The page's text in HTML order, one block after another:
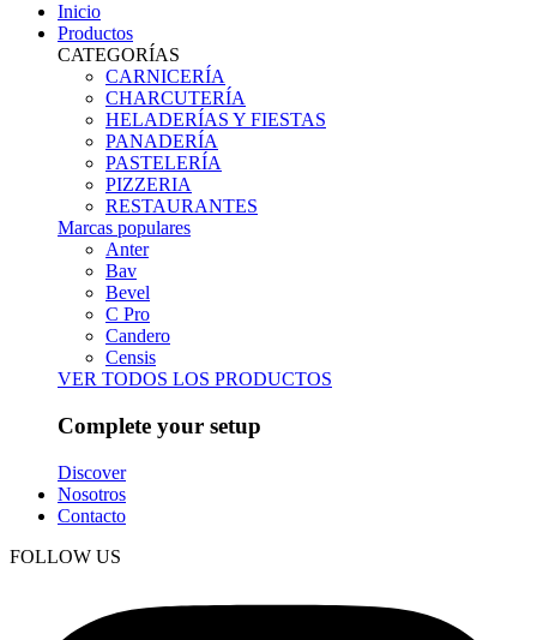
Inicio
Productos
CATEGORÍAS
CARNICERÍA
CHARCUTERÍA
HELADERÍAS Y FIESTAS
PANADERÍA
PASTELERÍA
PIZZERIA
RESTAURANTES
Marcas populares
Anter
Bav
Bevel
C Pro
Candero
Censis
VER TODOS LOS PRODUCTOS
Complete your setup
Discover
Nosotros
Contacto
FOLLOW US